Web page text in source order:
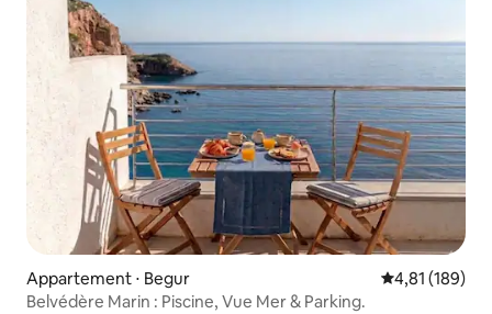
Appartement ⋅ Begur Évaluation
4,81 (189)
Belvédère Marin : Piscine, Vue Mer & Parking.